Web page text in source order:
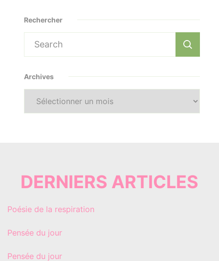
Rechercher
Search
for:
Archives
Archives
DERNIERS ARTICLES
Poésie de la respiration
Pensée du jour
Pensée du jour